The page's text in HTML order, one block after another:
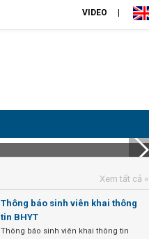
VIDEO
Xem tất cả »
Thông báo sinh viên khai thông
tin BHYT
Thông báo sinh viên khai thông tin